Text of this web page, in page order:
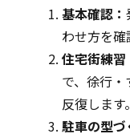
基本確認：
わせ方を確
住宅街練習
で、徐行
反復します。
駐車の型